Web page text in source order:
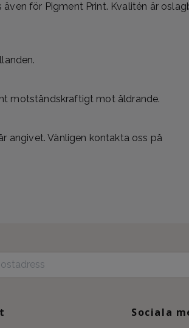
för Pigment Print. Kvalitén är
motståndskraftigt mot åldrande.
angivet. Vänligen kontakta oss på
Sociala